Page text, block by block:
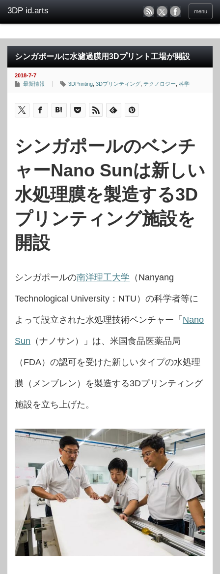
menu
シンガポールに水濾過膜用3Dプリント工場が開設
2018-7-7
最新情報
3DPrinting 3Dプリンティング テクノロジー 科学
シンガポールのベンチ
ャーNano Sunは新しい
水処理膜を製造する3D
プリンティング施設を
開設
シンガポールの南洋理工大学 （Nanyang
Technological University：NTU）の科学者等に
よって設立された水処理技術ベンチャー「 Nano
Sun （ナノサン）」は、米国食品医薬品局
（FDA）の認可を受けた新しいタイプの水処理
膜（メンブレン）を製造する3Dプリンティング
施設を立ち上げた。